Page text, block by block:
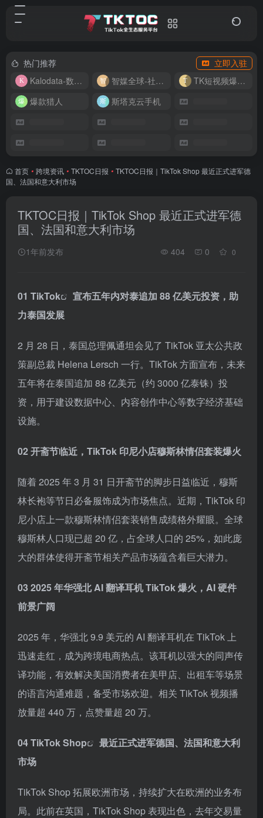
热门推荐
立即入驻
Kalodata-数据分析平台
智媒全球-社媒管理平台
TK短视频爆款复刻
爆款猎人
斯塔克云手机
首页 • 跨境资讯 • TKTOC日报 • TKTOC日报｜TikTok Shop 最近正式进军德
国、法国和意大利市场
TKTOC日报｜TikTok Shop 最近正式进军德
国、法国和意大利市场
1年前发布 404 0 0
01 TikTok
宣布五年内对泰追加 88 亿美元投资，助
力泰国发展
2 月 28 日，泰国总理佩通坦会见了 TikTok 亚太公共政
策副总裁 Helena Lersch 一行。TikTok 方面宣布，未来
五年将在泰国追加 88 亿美元（约 3000 亿泰铢）投
资，用于建设数据中心、内容创作中心等数字经济基础
设施。
02 开斋节临近，TikTok 印尼小店穆斯林情侣套装爆火
随着 2025 年 3 月 31 日开斋节的脚步日益临近，穆斯
林长袍等节日必备服饰成为市场焦点。近期，TikTok 印
尼小店上一款穆斯林情侣套装销售成绩格外耀眼。全球
穆斯林人口现已超 20 亿，占全球人口的 25%，如此庞
大的群体使得开斋节相关产品市场蕴含着巨大潜力。
03 2025 年华强北 AI 翻译耳机 TikTok 爆火，AI 硬件
前景广阔
2025 年，华强北 9.9 美元的 AI 翻译耳机在 TikTok 上
迅速走红，成为跨境电商热点。该耳机以强大的同声传
译功能，有效解决美国消费者在美甲店、出租车等场景
的语言沟通难题，备受市场欢迎。相关 TikTok 视频播
放量超 440 万，点赞量超 20 万。
04TikTok Shop
最近正式进军德国、法国和意大利
市场
TikTok Shop 拓展欧洲市场，持续扩大在欧洲的业务布
局。此前在英国，TikTok Shop 表现出色，去年交易量